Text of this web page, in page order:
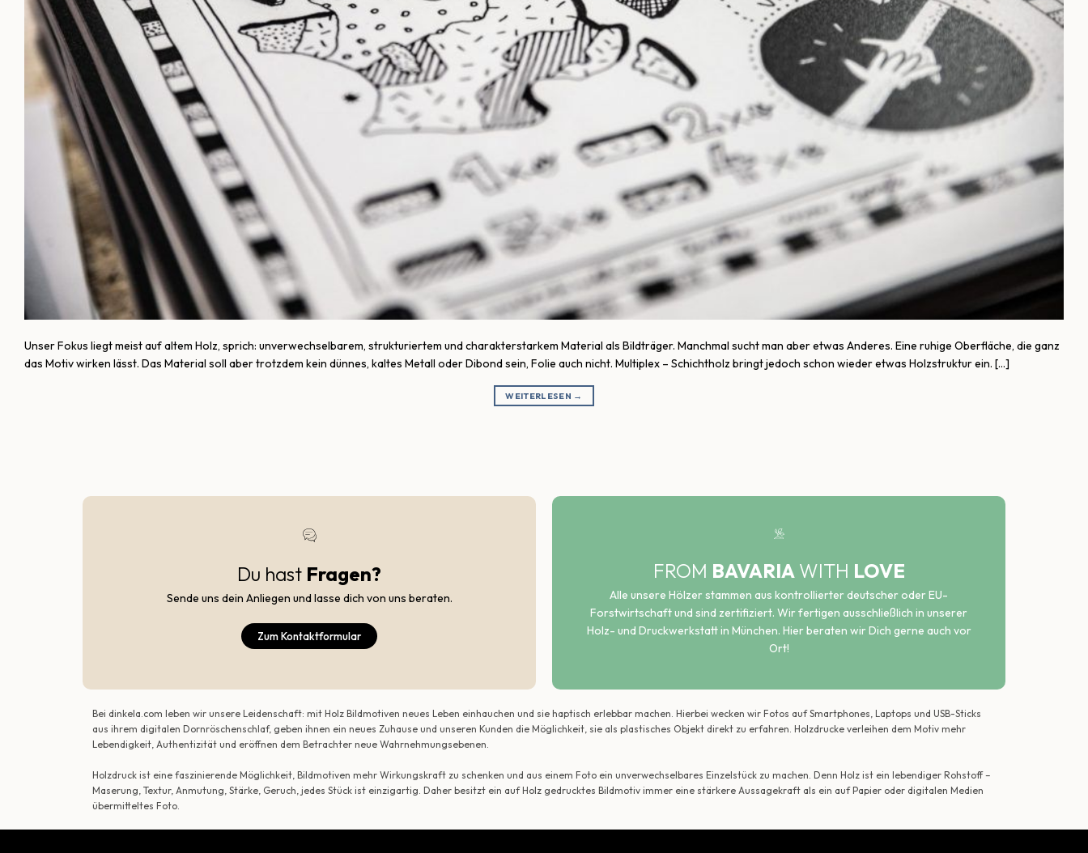
Unser Fokus liegt meist auf altem Holz, sprich: unverwechselbarem, strukturiertem und charakterstarkem Material als Bildträger. Manchmal sucht man aber etwas Anderes. Eine ruhige Oberfläche, die ganz
das Motiv wirken lässt. Das Material soll aber trotzdem kein dünnes, kaltes Metall oder Dibond sein, Folie auch nicht. Multiplex – Schichtholz bringt jedoch schon wieder etwas Holzstruktur ein. […]
WEITERLESEN →
Du hast Fragen?
Sende uns dein Anliegen und lasse dich von uns beraten.
Zum Kontaktformular
FROM BAVARIAWITH LOVE
Alle unsere Hölzer stammen aus kontrollierter deutscher oder EU-
Forstwirtschaft und sind zertifiziert. Wir fertigen ausschließlich in unserer
Holz- und Druckwerkstatt in München. Hier beraten wir Dich gerne auch vor
Ort!
Bei dinkela.com leben wir unsere Leidenschaft: mit Holz Bildmotiven neues Leben einhauchen und sie haptisch erlebbar machen. Hierbei wecken wir Fotos auf Smartphones, Laptops und USB-Sticks
aus ihrem digitalen Dornröschenschlaf, geben ihnen ein neues Zuhause und unseren Kunden die Möglichkeit, sie als plastisches Objekt direkt zu erfahren. Holzdrucke verleihen dem Motiv mehr
Lebendigkeit, Authentizität und eröffnen dem Betrachter neue Wahrnehmungsebenen.
Holzdruck ist eine faszinierende Möglichkeit, Bildmotiven mehr Wirkungskraft zu schenken und aus einem Foto ein unverwechselbares Einzelstück zu machen. Denn Holz ist ein lebendiger Rohstoff –
Maserung, Textur, Anmutung, Stärke, Geruch, jedes Stück ist einzigartig. Daher besitzt ein auf Holz gedrucktes Bildmotiv immer eine stärkere Aussagekraft als ein auf Papier oder digitalen Medien
übermitteltes Foto.